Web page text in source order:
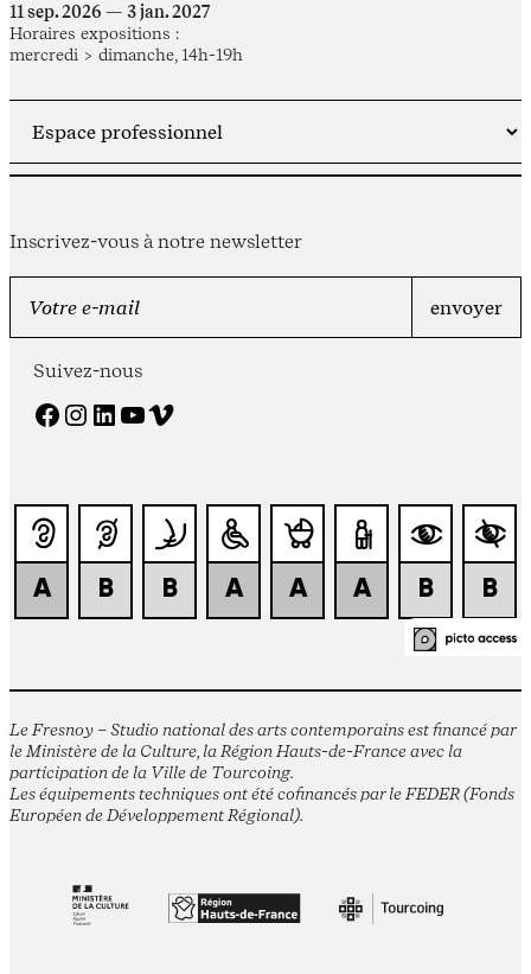
11 sep. 2026 — 3 jan. 2027
Horaires expositions :
mercredi > dimanche, 14h-19h
Inscrivez-vous à notre newsletter
Suivez-nous
Facebook Instagram LinkedIn YouTube Vimeo
Le Fresnoy – Studio national des arts contemporains est financé par
le Ministère de la Culture, la Région Hauts-de-France avec la
participation de la Ville de Tourcoing.
Les équipements techniques ont été cofinancés par le FEDER (Fonds
Européen de Développement Régional).